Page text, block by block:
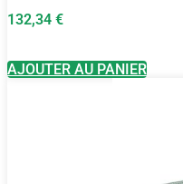
132,34 €
AJOUTER AU PANIER